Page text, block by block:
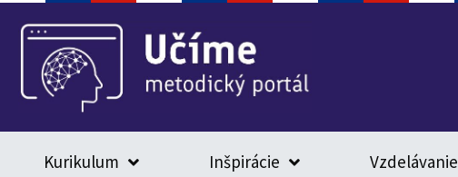
Kurikulum Inšpirácie Vzdelávanie